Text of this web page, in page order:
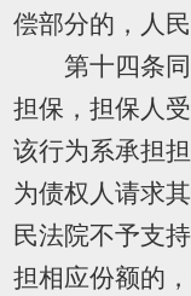
偿部分的，人
第十四条同
担保，担保人
该行为系承担
为债权人请求
民法院不予支
担相应份额的